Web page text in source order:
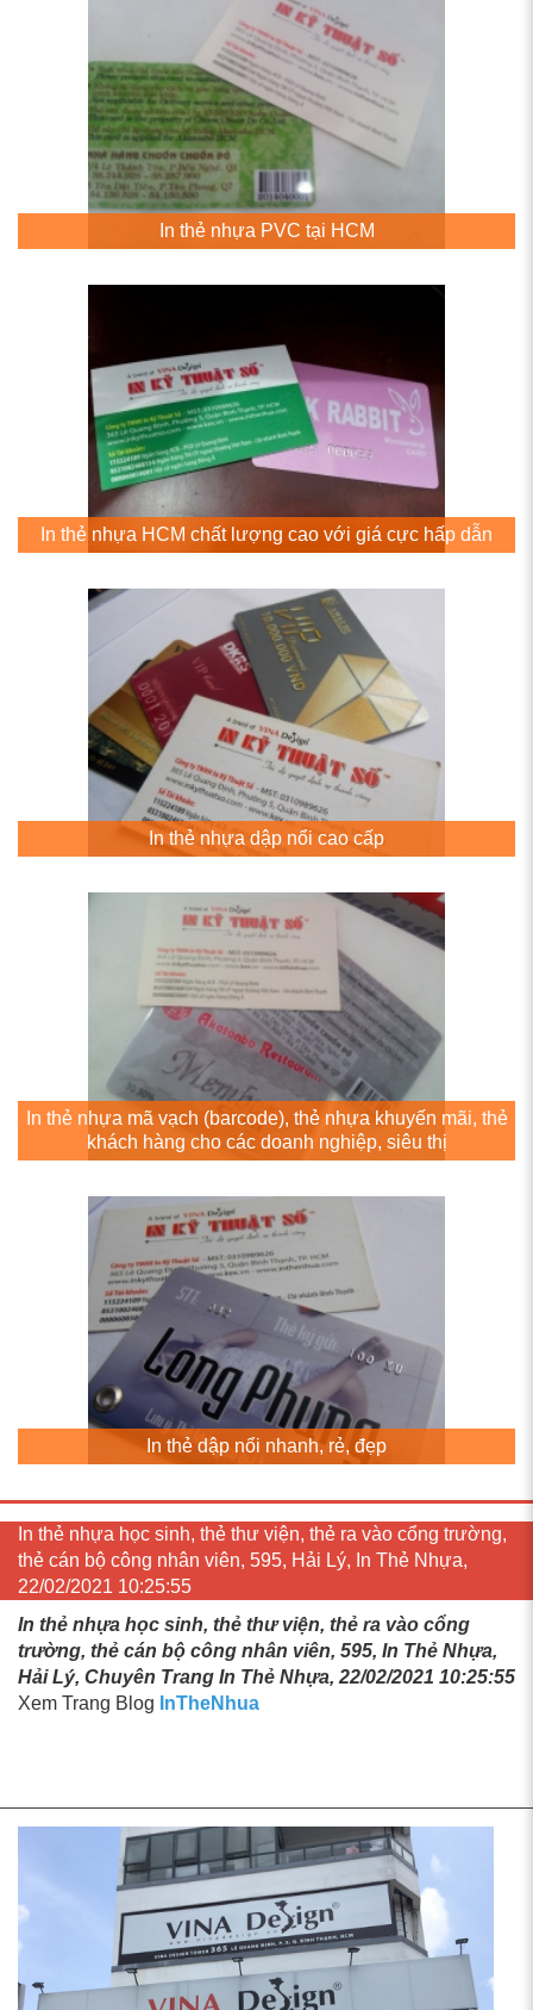
In thẻ nhựa PVC tại HCM
In thẻ nhựa HCM chất lượng cao với giá cực hấp dẫn
In thẻ nhựa dập nổi cao cấp
In thẻ nhựa mã vạch (barcode), thẻ nhựa khuyến mãi, thẻ
khách hàng cho các doanh nghiệp, siêu thị
In thẻ dập nổi nhanh, rẻ, đẹp
In thẻ nhựa học sinh, thẻ thư viện, thẻ ra vào cổng trường,
thẻ cán bộ công nhân viên, 595, Hải Lý, In Thẻ Nhựa,
22/02/2021 10:25:55
In thẻ nhựa học sinh, thẻ thư viện, thẻ ra vào cổng
trường, thẻ cán bộ công nhân viên, 595, In Thẻ Nhựa,
Hải Lý, Chuyên Trang In Thẻ Nhựa, 22/02/2021 10:25:55
Xem Trang Blog InTheNhua